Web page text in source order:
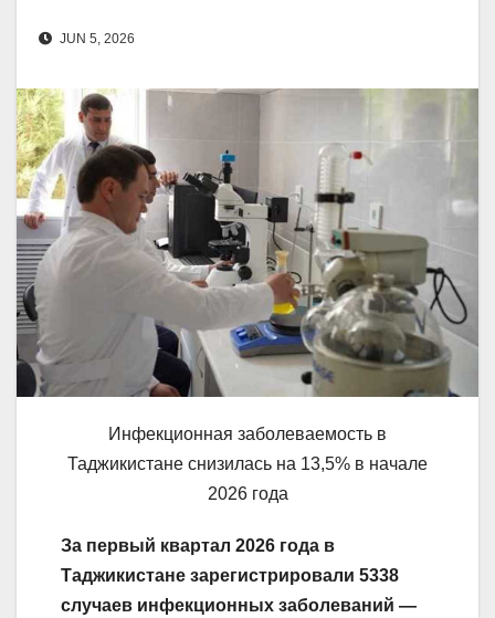
JUN 5, 2026
Инфекционная заболеваемость в
Таджикистане снизилась на 13,5% в начале
2026 года
За первый квартал 2026 года в
Таджикистане зарегистрировали 5338
случаев инфекционных заболеваний —